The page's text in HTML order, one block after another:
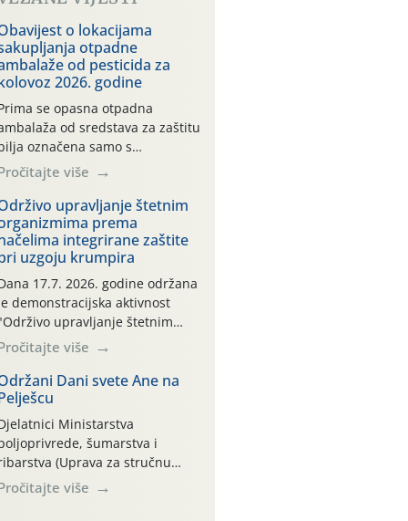
o lokacijama
otpadne
od pesticida za
2026. godine
se opasna otpadna
od sredstava za zaštitu
označena samo s
i oznakom
CROCPA EKO MODEL:
ambalaža kao i
drugih proizvoda koji
sredstva za zaštitu bilja
(npr. ambalaža od mineralnih
se ne prihvaća.
je osiguran
povrat prazne
isključivo ovih tvrtki:
MAKS, AGRONOM,
TKI* (PINUS […]
više
upravljanje štetnim
prema
integrirane zaštite
uzgoju krumpira
17.7. 2026. godine održana
demonstracijska aktivnost
upravljanje štetnim
prema načelima
integrirane zaštite pri uzgoju
na pokusnom polju
kraj naselja Belica
parcela ID 2445031)
dio Međimurske
više
Dani svete Ane na
Ministarstva
šumarstva i
(Uprava za stručnu
razvoju poljoprivrede)
sudjelovali su na tradicionalnom
više